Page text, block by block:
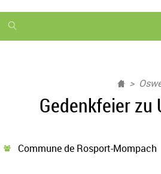
1
month
Gedenkfeier zu
Commune de Rosport-Mompach